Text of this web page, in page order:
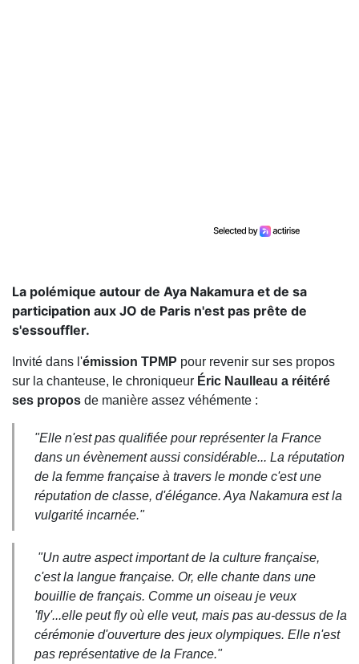
La polémique autour de Aya Nakamura et de sa
participation aux JO de Paris n'est pas prête de
s'essouffler.
Invité dans l'émission TPMP pour revenir sur ses propos
sur la chanteuse, le chroniqueur Éric Naulleau a réitéré
ses propos de manière assez véhémente :
"Elle n'est pas qualifiée pour représenter la France
dans un évènement aussi considérable... La réputation
de la femme française à travers le monde c'est une
réputation de classe, d'élégance. Aya Nakamura est la
vulgarité incarnée."
"Un autre aspect important de la culture française,
c'est la langue française. Or, elle chante dans une
bouillie de français. Comme un oiseau je veux
'fly'...elle peut fly où elle veut, mais pas au-dessus de la
cérémonie d'ouverture des jeux olympiques. Elle n'est
pas représentative de la France."